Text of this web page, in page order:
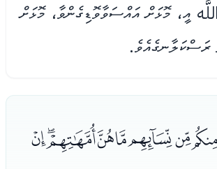
އީ، މޮޅަށް އައްސަވާވޮޑިގެންވާ، މޮޅަށް
ރަސްކަލާނގެއެވެ.